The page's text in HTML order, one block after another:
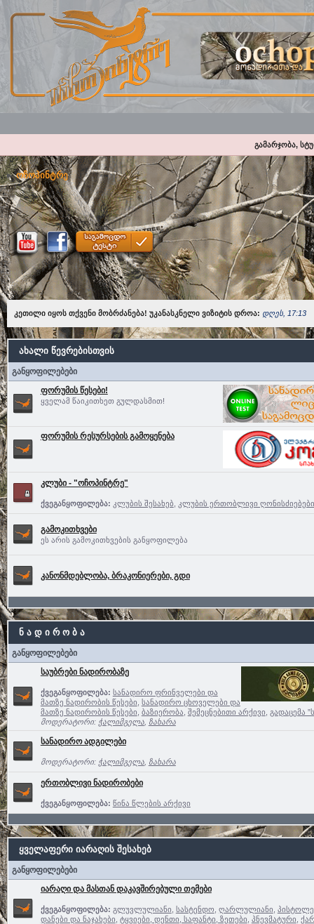
გამარჯობა,
ოჩოპინტრე
კეთილი იყოს თქვენი მობრძანება! უკანასკნელი ვიზიტის დროა: დღეს, 17:13
ახალი წევრებისთვის
განყოფილებები
ფორუმის წესები!
ყველამ წაიკითხეთ გულდასმით!
ფორუმის რესურსების გამოყენება
კლუბი - "ოჩოპინტრე"
ქვეგანყოფილება: კლუბის შესახებ კლუბის ერთობლივი ღონისძიებები
გამოკითხვები
ეს არის გამოკითხვების განყოფილება
კანონმდებლობა, ბრაკონიერები, გდი
ნ ა დ ი რ ო ბ ა
განყოფილებები
საუბრები ნადირობაზე
ქვეგანყოფილება: სანადირო ფრინველები და
მათზე ნადირობის წესები სანადირო ცხოველები და
მათზე ნადირობის წესები ბაზიერობა შემეცნებითი არქივი გადაცემა
მოდერატორი: ჭალიმგელა, ზახარა
სანადირო ადგილები
მოდერატორი: ჭალიმგელა, ზახარა
ერთობლივი ნადირობები
ქვეგანყოფილება: წინა წლების არქივი
ყველაფერი იარაღის შესახებ
განყოფილებები
იარაღი და მასთან დაკავშირებული თემები
ქვეგანყოფილება: გლუვლულიანი სასტენდო ღარლულიანი
დანები და ნაჯახები ტყვიები, დენთი, საფანტი, ზეთები პნევმატური